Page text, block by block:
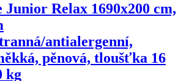
Junior Relax 1690x200 cm,
antialergenní,
pěnová, tloušťka 16
kg